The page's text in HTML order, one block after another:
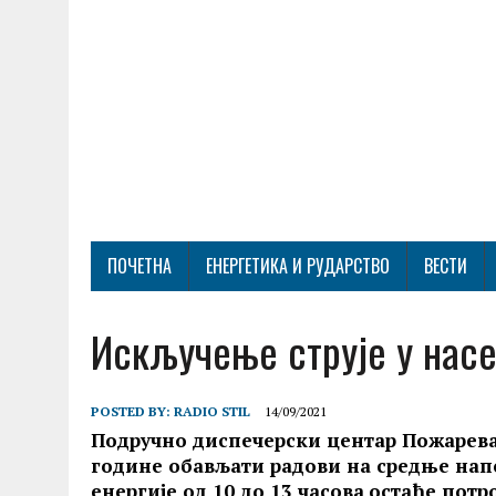
ПОЧЕТНА ЕНЕРГЕТИКА И РУДАРСТВО ВЕСТИ
Искључење струје у
POSTED BY: RADIO STIL 14/09/2021
Подручно диспечерски центар
године обављати радови на средње